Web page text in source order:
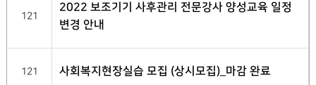
121
2022 보조기기 사후관리 전문강사 양성교육 일정
변경 안내
121 사회복지현장실습 모집 (상시모집)_마감 완료